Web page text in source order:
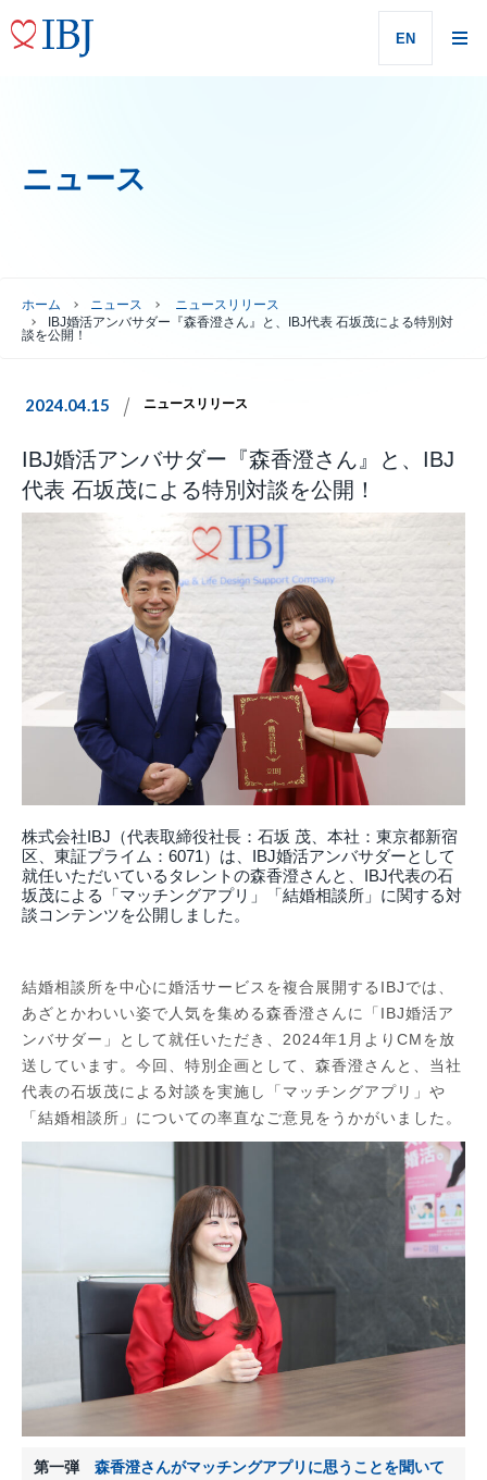
EN
ニュース
ホーム ニュース
ニュースリリース
IBJ婚活アンバサダー『森香澄さん』と、IBJ代表 石坂茂による特別対
談を公開！
2024.04.15 ニュースリリース
IBJ婚活アンバサダー『森香澄さん』と、IBJ
代表 石坂茂による特別対談を公開！
株式会社IBJ（代表取締役社⻑：⽯坂 茂、本社：東京都新宿
区、東証プライム：6071）は、IBJ婚活アンバサダーとして
就任いただいているタレントの森香澄さんと、IBJ代表の石
坂茂による「マッチングアプリ」「結婚相談所」に関する対
談コンテンツを公開しました。
結婚相談所を中心に婚活サービスを複合展開するIBJでは、
あざとかわいい姿で人気を集める森香澄さんに「IBJ婚活ア
ンバサダー」として就任いただき、2024年1月よりCMを放
送しています。今回、特別企画として、森香澄さんと、当社
代表の石坂茂による対談を実施し「マッチングアプリ」や
「結婚相談所」についての率直なご意見をうかがいました。
第一弾 森香澄さんがマッチングアプリに思うことを聞いて